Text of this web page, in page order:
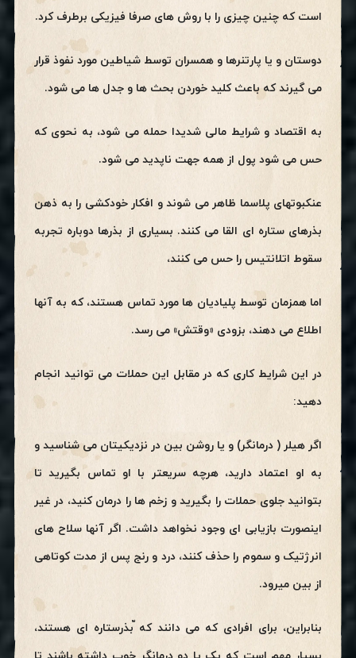
است که چنین چیزی را با روش های صرفا فیزیکی برطرف کرد.
دوستان و یا پارتنرها و همسران توسط شیاطین مورد نفوذ قرار
می گیرند که باعث کلید خوردن بحث ها و جدل ها می شود.
به اقتصاد و شرایط مالی شدیدا حمله می شود، به نحوی که
حس می شود پول از همه جهت ناپدید می شود.
عنکبوتهای پلاسما ظاهر می شوند و افکار خودکشی را به ذهن
بذرهای ستاره ای القا می کنند. بسیاری از بذرها دوباره تجربه
سقوط اتلانتیس را حس می کنند،
اما همزمان توسط پلیادیان ها مورد تماس هستند، که به آنها
اطلاع می دهند، بزودی «وقتش» می رسد.
در این شرایط کاری که در مقابل این حملات می توانید انجام
دهید:
اگر هیلر ( درمانگر) و یا روشن بین در نزدیکیتان می شناسید و
به او اعتماد دارید، هرچه سریعتر با او تماس بگیرید تا
بتوانید جلوی حملات را بگیرید و زخم ها را درمان کنید، در غیر
اینصورت بازیابی ای وجود نخواهد داشت. اگر آنها سلاح های
انرژتیک و سموم را حذف کنند، درد و رنج پس از مدت کوتاهی
از بین میرود.
بنابراین، برای افرادی که می دانند که ّبذرستاره ای هستند،